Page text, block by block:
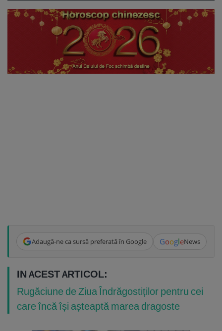
Adaugă-ne ca sursă preferată în Google GoogleNews
IN ACEST ARTICOL:
Rugăciune de Ziua Îndrăgostiților pentru cei
care încă își așteaptă marea dragoste